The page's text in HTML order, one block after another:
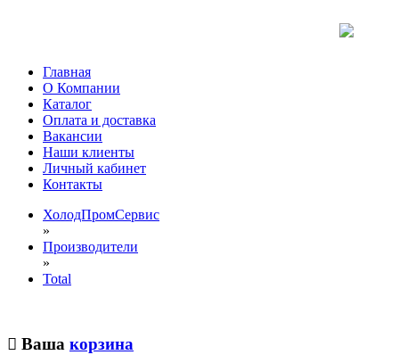
Главная
О Компании
Каталог
Оплата и доставка
Вакансии
Наши клиенты
Личный кабинет
Контакты
ХолодПромСервис
»
Производители
»
Total
Ваша корзина